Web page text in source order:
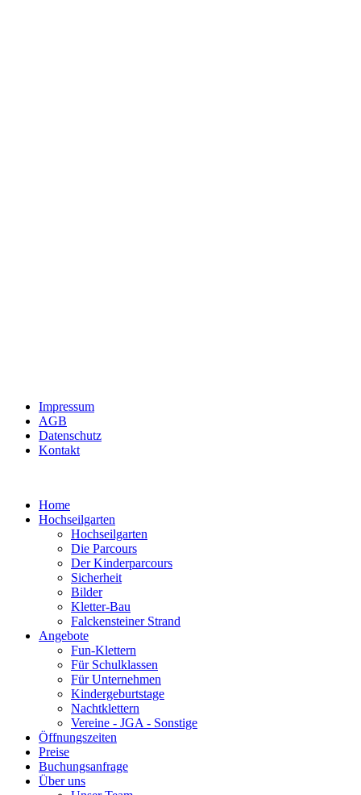
Impressum
AGB
Datenschutz
Kontakt
Home
Hochseilgarten
Hochseilgarten
Die Parcours
Der Kinderparcours
Sicherheit
Bilder
Kletter-Bau
Falckensteiner Strand
Angebote
Fun-Klettern
Für Schulklassen
Für Unternehmen
Kindergeburtstage
Nachtklettern
Vereine - JGA - Sonstige
Öffnungszeiten
Preise
Buchungsanfrage
Über uns